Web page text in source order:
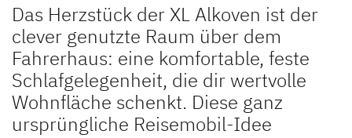
Das Herzstück der XL Alkoven ist der
clever genutzte Raum über dem
Fahrerhaus: eine komfortable, feste
Schlafgelegenheit, die dir wertvolle
Wohnfläche schenkt. Diese ganz
ursprüngliche Reisemobil-Idee